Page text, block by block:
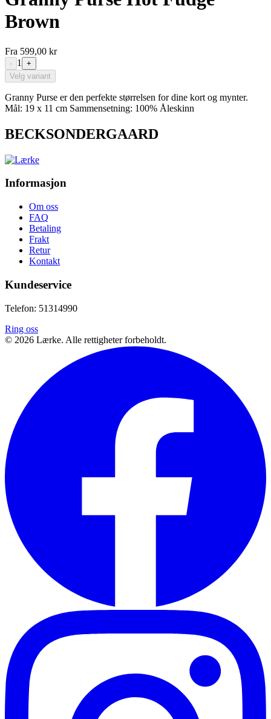
Brown
Fra 599,00 kr
- 1
+
Velg variant
Granny Purse er den perfekte størrelsen for dine kort og mynter.
Mål: 19 x 11 cm Sammensetning: 100% Åleskinn
BECKSONDERGAARD
Informasjon
Om oss
FAQ
Betaling
Frakt
Retur
Kontakt
Kundeservice
Telefon: 51314990
Ring oss
© 2026 Lærke. Alle rettigheter forbeholdt.